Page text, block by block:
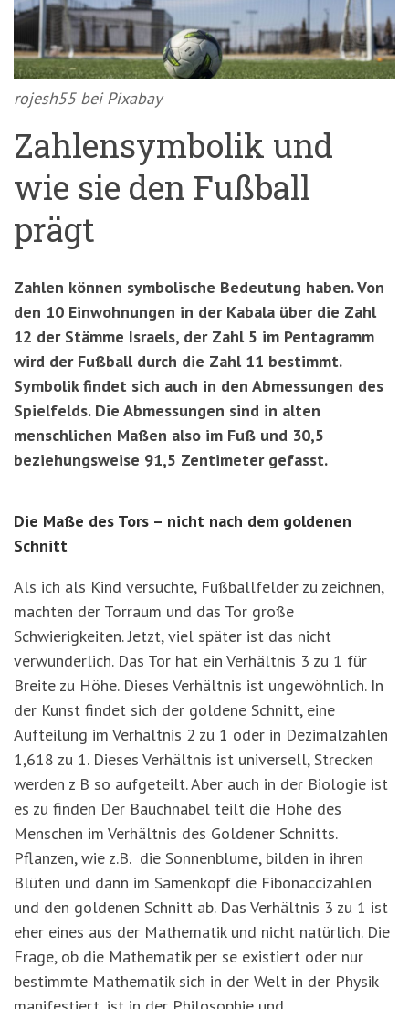
springen
(Accesskey
'2')
rojesh55 bei Pixabay
Zahlensymbolik und
wie sie den Fußball
prägt
Zahlen können symbolische Bedeutung haben. Von
den 10 Einwohnungen in der Kabala über die Zahl
12 der Stämme Israels, der Zahl 5 im Pentagramm
wird der Fußball durch die Zahl 11 bestimmt.
Symbolik findet sich auch in den Abmessungen des
Spielfelds. Die Abmessungen sind in alten
menschlichen Maßen also im Fuß und 30,5
beziehungsweise 91,5 Zentimeter gefasst.
Die Maße des Tors – nicht nach dem goldenen
Schnitt
Als ich als Kind versuchte, Fußballfelder zu zeichnen,
machten der Torraum und das Tor große
Schwierigkeiten. Jetzt, viel später ist das nicht
verwunderlich. Das Tor hat ein Verhältnis 3 zu 1 für
Breite zu Höhe. Dieses Verhältnis ist ungewöhnlich. In
der Kunst findet sich der goldene Schnitt, eine
Aufteilung im Verhältnis 2 zu 1 oder in Dezimalzahlen
1,618 zu 1. Dieses Verhältnis ist universell, Strecken
werden z B so aufgeteilt. Aber auch in der Biologie ist
es zu finden Der Bauchnabel teilt die Höhe des
Menschen im Verhältnis des Goldener Schnitts.
Pflanzen, wie z.B. die Sonnenblume, bilden in ihren
Blüten und dann im Samenkopf die Fibonaccizahlen
und den goldenen Schnitt ab. Das Verhältnis 3 zu 1 ist
eher eines aus der Mathematik und nicht natürlich. Die
Frage, ob die Mathematik per se existiert oder nur
bestimmte Mathematik sich in der Welt in der Physik